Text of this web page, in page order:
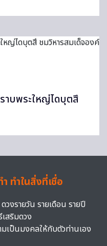
าบพระใหญ่ไดบุตสึ
ทำในสิ่งที่เชื่อ
วงรายวัน รายเดือน รายปี
สริมดวง
เป็นมงคลให้กับตัวท่านเอง